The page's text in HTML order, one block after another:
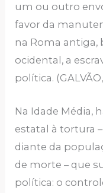
um ou outro
favor da
na Roma antiga,
ocidental, a
política.
Na Idade Média,
estatal à tortura
diante da
de morte – que
política: o